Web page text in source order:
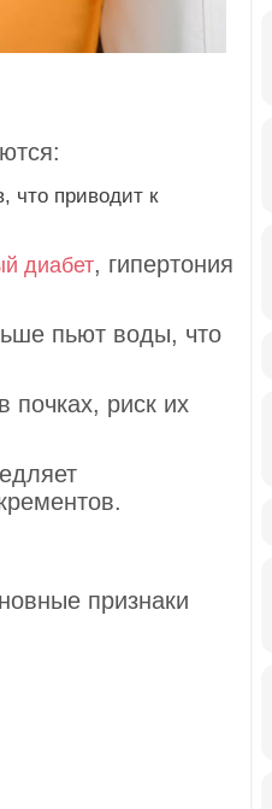
что приводит к
диабет, гипертония
пьют воды, что
почках, риск их
признаки